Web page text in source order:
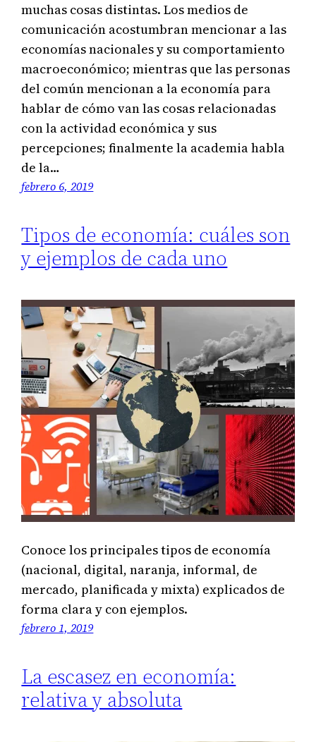
muchas cosas distintas. Los medios de
comunicación acostumbran mencionar a las
economías nacionales y su comportamiento
macroeconómico; mientras que las personas
del común mencionan a la economía para
hablar de cómo van las cosas relacionadas
con la actividad económica y sus
percepciones; finalmente la academia habla
de la…
febrero 6, 2019
Tipos de economía: cuáles son
y ejemplos de cada uno
Conoce los principales tipos de economía
(nacional, digital, naranja, informal, de
mercado, planificada y mixta) explicados de
forma clara y con ejemplos.
febrero 1, 2019
La escasez en economía:
relativa y absoluta